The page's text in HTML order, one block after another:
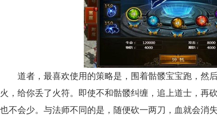
道者，最喜欢使用的策略是，围着骷髅宝宝跑，然
火，给你丢了火符。即使不和骷髅纠缠，追上道士，再
也不会少。与法师不同的是，随便砍一两刀，血就会消